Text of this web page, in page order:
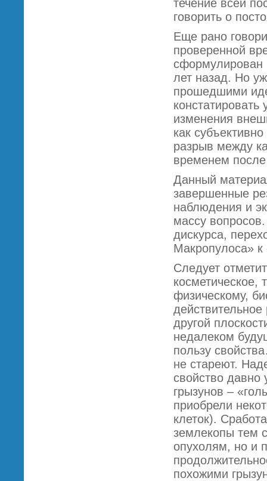
течение всей
говорить о
Еще рано
проверенной
сформулирован
лет назад. Но
прошедшими
констатировать
изменения
как
разрыв между
временем
Данный
завершенные
наблюдения и
массу
дискурса,
Макропулоса» к
Следует
физическому,
другой
недалеком
пользу
не стареют.
свойство
грызунов –
приобрели
клеток).
землекопы тем
опухолям, но и
похожими